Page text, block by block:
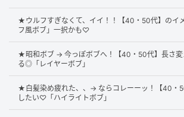
★ウルフすぎなくて、イイ！！【40・50代】のイ
フ風ボブ」一択かも♡
★昭和ボブ → 今っぽボブへ！【40・50代】長さ変
る◎「レイヤーボブ」
★白髪染め疲れた、、→ ならコレーーッ！【40・
したい♡「ハイライトボブ」